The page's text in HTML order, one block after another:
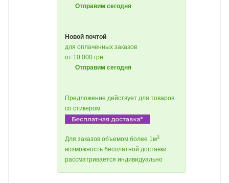
Отправим сегодня
Новой почтой
для оплаченных заказов
от 10 000 грн
Отправим сегодня
Предложение действует для товаров
со стикером
Для заказов объемом более 1м3
возможность бесплатной доставки
рассматривается индивидуально